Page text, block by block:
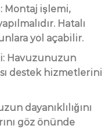
Montaj işlemi,
Hatalı
yol açabilir.
Havuzunuzun
destek hizmetlerini
dayanıklılığını
göz önünde